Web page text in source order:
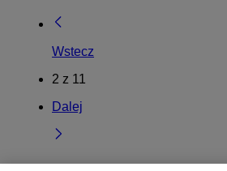
Wstecz
2 z 11
Dalej